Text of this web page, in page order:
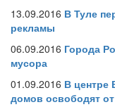
13.09.2016 В Туле
рекламы
06.09.2016 Города
мусора
01.09.2016 В центре
домов освободят